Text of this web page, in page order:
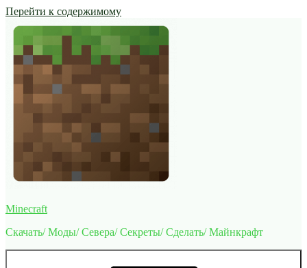
Перейти к содержимому
Minecraft
Скачать/ Моды/ Севера/ Секреты/ Сделать/ Майнкрафт